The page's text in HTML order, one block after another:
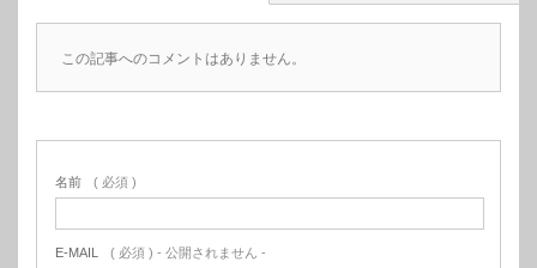
この記事へのコメントはありません。
名前 ( 必須 )
E-MAIL ( 必須 ) - 公開されません -